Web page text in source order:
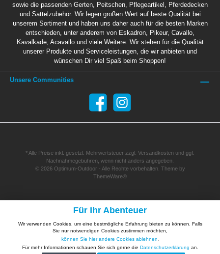
sowie die passenden Gerten, Peitschen, Pflegeartikel, Pferdedecken
und Sattelzubehör. Wir legen großen Wert auf beste Qualität bei
unserem Sortiment und haben uns daher auch für die besten Marken
entschieden, unter anderem von Eskadron, Pikeur, Cavallo,
Kavalkade, Acavallo und viele Weitere. Wir stehen für die Qualität
unserer Produkte und Serviceleistungen, die wir anbieten und
wünschen Dir viel Spaß beim Shoppen!
Unsere Communities
* Alle Preise inkl. gesetzl. Mehrwertsteuer zzgl. Versandkosten und ggf.
Nachnahmegebühren, wenn nicht anders angegeben.
© 2026 Optimum-Outdoor - Alle Rechte vorbehalten. Theme by
ThemeWare®
Für Ihr Abenteuer
Wir verwenden Cookies, um eine bestmögliche Erfahrung bieten zu können. Falls
Sie nur notwendigen Cookies zustimmen möchten,
können Sie hier andere Cookies ablehnen
Für mehr Informationen schauen Sie sich gerne die Datenschutzerklärung an.